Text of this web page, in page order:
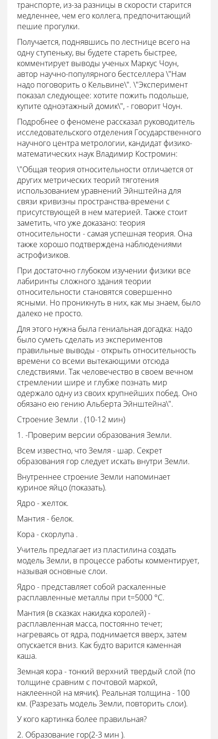
транспорте, из-за разницы в скорости старится
медленнее, чем его коллега, предпочитающий
пешие прогулки.
Получается, поднявшись по лестнице всего на
одну ступеньку, вы будете стареть быстрее,
комментирует выводы ученых Маркус Чоун,
автор научно-популярного бестселлера \"Нам
надо поговорить о Кельвине\". \"Эксперимент
показал следующее: хотите пожить подольше,
купите одноэтажный домик\", - говорит Чоун.
Подробнее о феномене рассказал руководитель
исследовательского отделения Государственного
научного центра метрологии, кандидат физико-
математических наук Владимир Костромин:
\"Общая теория относительности отличается от
других метрических теорий тяготения
использованием уравнений Эйнштейна для
связи кривизны пространства-времени с
присутствующей в нем материей. Также стоит
заметить, что уже доказано: теория
относительности - самая успешная теория. Она
также хорошо подтверждена наблюдениями
астрофизиков.
При достаточно глубоком изучении физики все
лабиринты сложного здания теории
относительности становятся совершенно
ясными. Но проникнуть в них, как мы знаем, было
далеко не просто.
Для этого нужна была гениальная догадка: надо
было суметь сделать из экспериментов
правильные выводы - открыть относительность
времени со всеми вытекающими отсюда
следствиями. Так человечество в своем вечном
стремлении шире и глубже познать мир
одержало одну из своих крупнейших побед. Оно
обязано ею гению Альберта Эйнштейна\".
Строение Земли . (10-12 мин)
1. -Проверим версии образования Земли.
Всем известно, что Земля - шар. Секрет
образования гор следует искать внутри Земли.
Внутреннее строение Земли напоминает
куриное яйцо (показать).
Ядро - желток.
Мантия - белок.
Кора - скорлупа .
Учитель предлагает из пластилина создать
модель Земли, в процессе работы комментирует,
называя основные слои.
Ядро - представляет собой раскаленные
расплавленные металлы при t=5000 °С.
Мантия (в сказках накидка королей) -
расплавленная масса, постоянно течет;
нагреваясь от ядра, поднимается вверх, затем
опускается вниз. Как будто варится каменная
каша.
Земная кора - тонкий верхний твердый слой (по
толщине сравним с почтовой маркой,
наклеенной на мячик). Реальная толщина - 100
км. (Разрезать модель Земли, повторить слои).
У кого картинка более правильная?
2. Образование гор(2-3 мин ).